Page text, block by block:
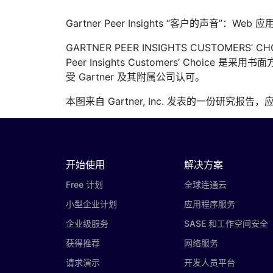
Gartner Peer Insights “客户的声音”：Web 应
GARTNER PEER INSIGHTS CUSTOMERS’
Peer Insights Customers’ Choice 是采用书面
受 Gartner 及其附属公司认可。
本图来自 Gartner, Inc. 发表的一份研究报告，
开始使用
Free 计划
小型企业计划
企业级服务
获得推荐
请求演示
解决方案
全球连通云
应用程序服务
SASE 和工作空间安全
网络服务
开发人员平台